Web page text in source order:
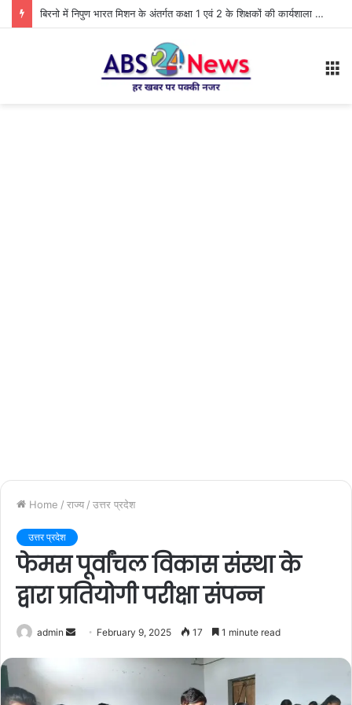
बिरनो में निपुण भारत मिशन के अंतर्गत कक्षा 1 एवं 2 के शिक्षकों की कार्यशाला आयोजित
Home / राज्य / उत्तर प्रदेश
उत्तर प्रदेश
फेमस पूर्वांचल विकास संस्था के
द्वारा प्रतियोगी परीक्षा संपन्न
admin February 9, 2025 17 1 minute read